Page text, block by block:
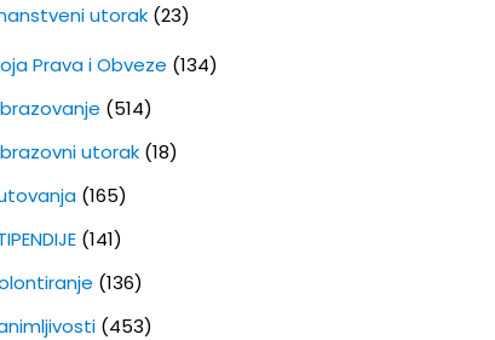
utorak(23)
Prava i Obveze (134)
(514)
utorak(18)
(165)
(141)
(136)
(453)